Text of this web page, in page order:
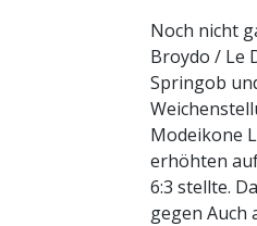
Noch nicht
Broydo / Le
Springob
Modeikone
erhöhten
6:3 stellte.
gegen Auch